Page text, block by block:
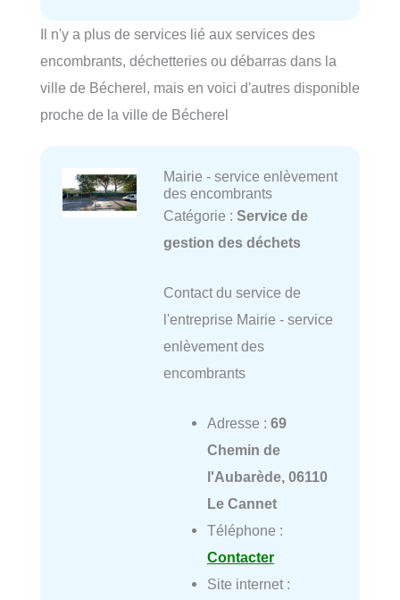
Il n'y a plus de services lié aux services des
encombrants, déchetteries ou débarras dans la
ville de Bécherel, mais en voici d'autres disponible
proche de la ville de Bécherel
Mairie - service enlèvement
des encombrants
Catégorie : Service de
gestion des déchets
Contact du service de
l'entreprise Mairie - service
enlèvement des
encombrants
Adresse : 69
Chemin de
l'Aubarède, 06110
Le Cannet
Téléphone :
Contacter
Site internet :